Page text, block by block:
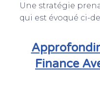
Une stratégie
qui est évoqué ci-
Finance